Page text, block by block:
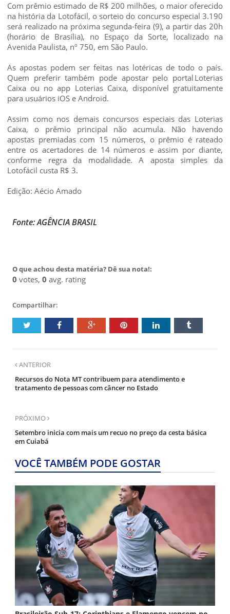
Com prêmio estimado de R$ 200 milhões, o maior oferecido
na história da Lotofácil, o sorteio do concurso especial 3.190
será realizado na próxima segunda-feira (9), a partir das 20h
(horário de Brasília), no Espaço da Sorte, localizado na
Avenida Paulista, nº 750, em São Paulo.
As apostas podem ser feitas nas lotéricas de todo o país.
Quem preferir também pode apostar pelo portal Loterias
Caixa ou no app Loterias Caixa, disponível gratuitamente
para usuários iOS e Android.
Assim como nos demais concursos especiais das Loterias
Caixa, o prêmio principal não acumula. Não havendo
apostas premiadas com 15 números, o prêmio é rateado
entre os acertadores de 14 números e assim por diante,
conforme regra da modalidade. A aposta simples da
Lotofácil custa R$ 3.
Edição: Aécio Amado
Fonte: AGÊNCIA BRASIL
O que achou desta matéria? Dê sua nota!:
0 votes, 0 avg. rating
Compartilhar:
ANTERIOR
Recursos do Nota MT contribuem para atendimento e
tratamento de pessoas com câncer no Estado
PRÓXIMO
Setembro inicia com mais um recuo no preço da cesta básica
em Cuiabá
VOCÊ TAMBÉM PODE GOSTAR